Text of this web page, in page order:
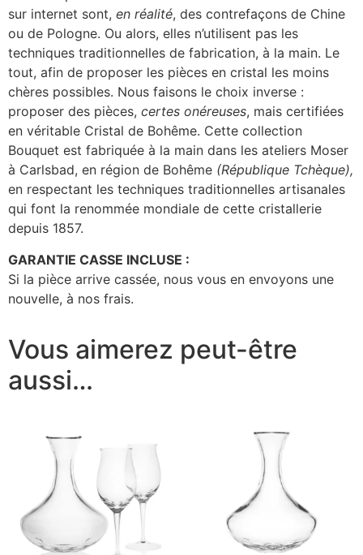
sur internet sont, en réalité, des contrefaçons de Chine
ou de Pologne. Ou alors, elles n’utilisent pas les
techniques traditionnelles de fabrication, à la main. Le
tout, afin de proposer les pièces en cristal les moins
chères possibles. Nous faisons le choix inverse :
proposer des pièces, certes onéreuses, mais certifiées
en véritable Cristal de Bohême. Cette collection
Bouquet est fabriquée à la main dans les ateliers Moser
à Carlsbad, en région de Bohême (République Tchèque),
en respectant les techniques traditionnelles artisanales
qui font la renommée mondiale de cette cristallerie
depuis 1857.
GARANTIE CASSE INCLUSE :
Si la pièce arrive cassée, nous vous en envoyons une
nouvelle, à nos frais.
Vous aimerez peut-être
aussi…